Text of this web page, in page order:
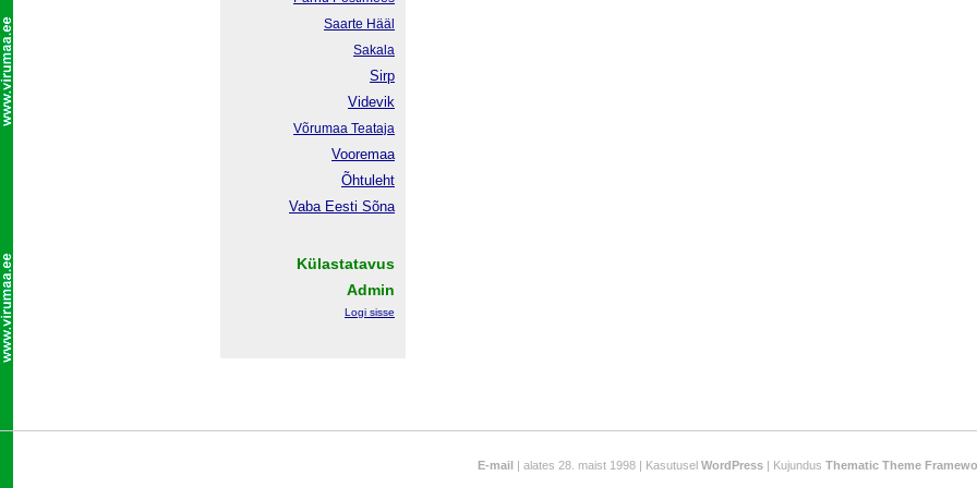
Saarte Hääl
Sakala
Sirp
Videvik
Võrumaa Teataja
Vooremaa
Õhtuleht
Vaba Eesti Sõna
Külastatavus
Admin
Logi sisse
E-mail| alates 28. maist 1998 | Kasutusel WordPress| Kujundus Thematic Theme